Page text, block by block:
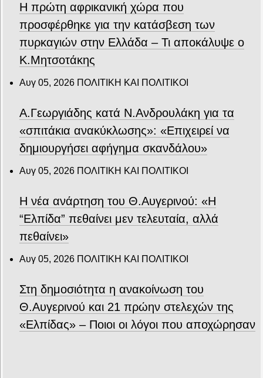
Η πρώτη αφρικανική χώρα που
προσφέρθηκε για την κατάσβεση των
πυρκαγιών στην Ελλάδα – Τι αποκάλυψε ο
Κ.Μητσοτάκης
Αυγ 05, 2026 ΠΟΛΙΤΙΚΗ ΚΑΙ ΠΟΛΙΤΙΚΟΙ
Α.Γεωργιάδης κατά Ν.Ανδρουλάκη για τα
«σπιτάκια ανακύκλωσης»: «Επιχειρεί να
δημιουργήσει αφήγημα σκανδάλου»
Αυγ 05, 2026 ΠΟΛΙΤΙΚΗ ΚΑΙ ΠΟΛΙΤΙΚΟΙ
Η νέα ανάρτηση του Θ.Αυγερινού: «Η
“Ελπίδα” πεθαίνει μεν τελευταία, αλλά
πεθαίνει»
Αυγ 05, 2026 ΠΟΛΙΤΙΚΗ ΚΑΙ ΠΟΛΙΤΙΚΟΙ
Στη δημοσιότητα η ανακοίνωση του
Θ.Αυγερινού και 21 πρώην στελεχών της
«Ελπίδας» – Ποιοι οι λόγοι που αποχώρησαν